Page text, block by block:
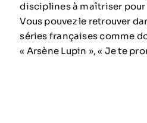
disciplines à maîtriser pour
Vous pouvez le retrouver
séries françaises comme
« Arsène Lupin », « Je te